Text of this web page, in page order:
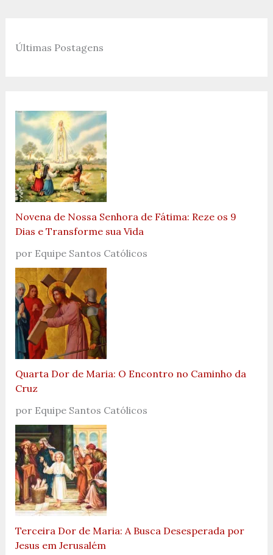
Últimas Postagens
Novena de Nossa Senhora de Fátima: Reze os 9
Dias e Transforme sua Vida
por Equipe Santos Católicos
Quarta Dor de Maria: O Encontro no Caminho da
Cruz
por Equipe Santos Católicos
Terceira Dor de Maria: A Busca Desesperada por
Jesus em Jerusalém